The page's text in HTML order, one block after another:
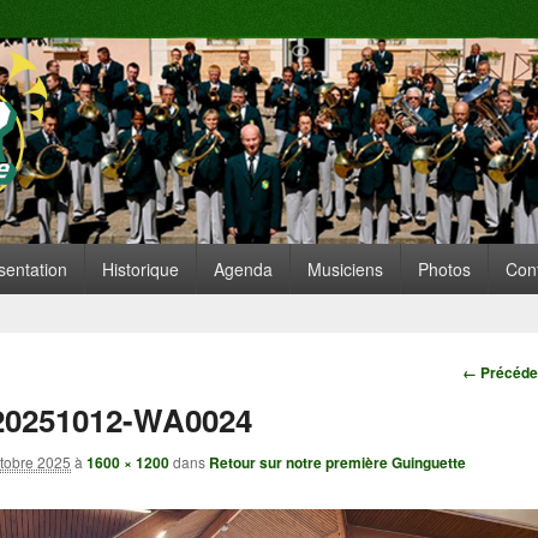
de Replonges
SITUÉE À REPLONGES (AIN)
secondaire Historique Agenda Musiciens Photos
←
WA0024
2025 à1600 × 1200dans Retour sur notre première Guinguette